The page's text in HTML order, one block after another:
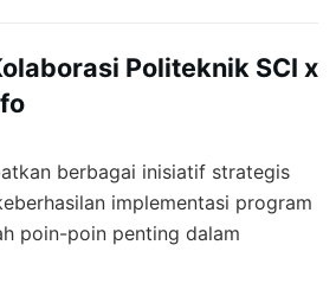
Politeknik SCI x
berbagai inisiatif strategis
implementasi program
poin-poin penting dalam